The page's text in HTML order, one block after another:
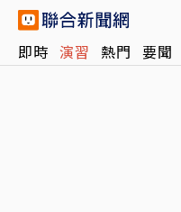
即時 演習 熱門 要聞